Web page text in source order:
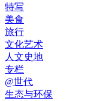
特写
美食
旅行
文化艺术
人文史地
专栏
@世代
生态与环保